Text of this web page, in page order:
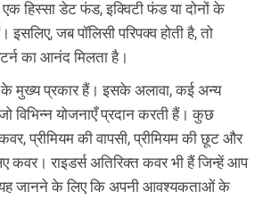
एक हिस्सा डेट फंड, इक्विटी फंड या दोनों के
जब पॉलिसी परिपक्व होती है, तो
का आनंद मिलता है।
के मुख्य प्रकार हैं। इसके अलावा, कई अन्य
विभिन्न योजनाएँ प्रदान करती हैं। कुछ
प्रीमियम की वापसी, प्रीमियम की छूट और
राइडर्स अतिरिक्त कवर भी हैं जिन्हें आप
जानने के लिए कि अपनी आवश्यकताओं के